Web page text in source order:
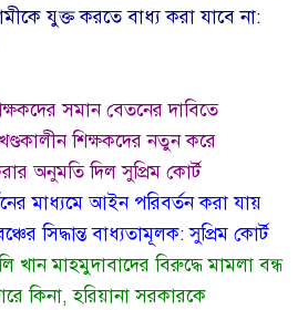
যুক্ত করতে বাধ্য করা যাবে না:
সমান বেতনের দাবিতে
খণ্ডকালীন শিক্ষকদের নতুন করে
অনুমতি দিল সুপ্রিম কোর্ট
মাধ্যমে আইন পরিবর্তন করা যায়
সিদ্ধান্ত বাধ্যতামূলক: সুপ্রিম কোর্ট
মাহমুদাবাদের বিরুদ্ধে মামলা বন্ধ
কিনা, হরিয়ানা সরকারকে